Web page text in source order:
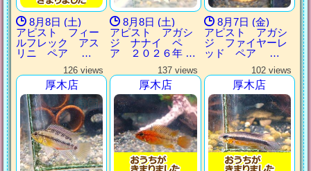
8月8日 (土)
アピスト フィー
ルフレック アス
リニ ペア …
8月8日 (土)
アピスト アガシ
ジ ナナイ ペ
ア ２０２６年 …
8月7日 (金)
アピスト アガシ
ジ ファイヤーレ
ッド ペア …
126 views
厚木店
137 views
厚木店
102 views
厚木店